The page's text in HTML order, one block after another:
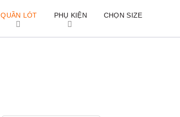
QUẦN LÓT PHỤ KIỆN CHỌN SIZE